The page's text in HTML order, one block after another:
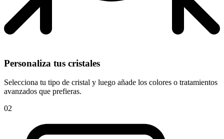
Personaliza tus cristales
Selecciona tu tipo de cristal y luego añade los colores o tratamientos
avanzados que prefieras.
02